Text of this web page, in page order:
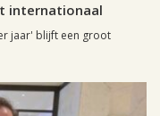
internationaal
jaar' blijft een groot